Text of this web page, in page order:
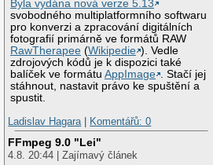
Byla vydána nová verze 5.13
svobodného multiplatformního softwaru
pro konverzi a zpracování digitálních
fotografií primárně ve formátů RAW
RawTherapee (Wikipedie ). Vedle
zdrojových kódů je k dispozici také
balíček ve formátuAppImage . Stačí jej
stáhnout, nastavit právo ke spuštění a
spustit.
Ladislav Hagara| Komentářů: 0
FFmpeg 9.0 "Lei"
4.8. 20:44 | Zajímavý článek